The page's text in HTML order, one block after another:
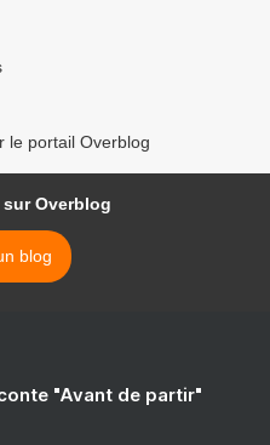
le portail Overblog
Overblog
blog
"Avant de partir"